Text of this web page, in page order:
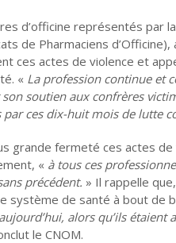
d’officine représentés par
de Pharmaciens
ces actes de violence et
« La profession continue et
soutien aux confrères
ces dix-huit mois de lutte
grande fermeté ces actes
« à tous ces
précédent. » Il rappelle
de santé à bout de
alors qu’ils
le CNOM.